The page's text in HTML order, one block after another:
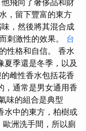
飛向了奢侈品和財
，留下豐富的東方
，然後將其混合成
刺激性的效果。 台
性格和自信。 香水
夏季還是冬季，以及
雌性香水包括花香
，通常是男女通用香
味的組合是典型
水中的東方，柏樹或
歐洲洗手間，所以廁